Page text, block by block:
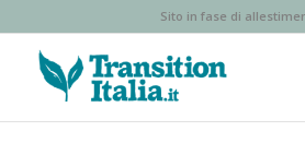
Sito in fase di